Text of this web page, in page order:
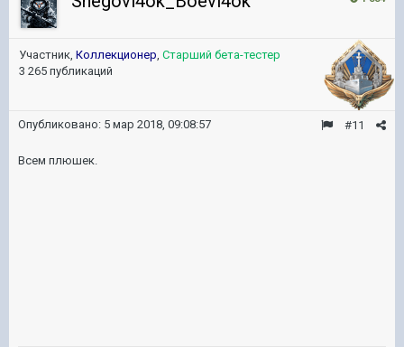
Участник, Коллекционер, Старший бета-тестер
3 265 публикаций
#11
Опубликовано: 5 мар 2018, 09:08:57
Всем плюшек.